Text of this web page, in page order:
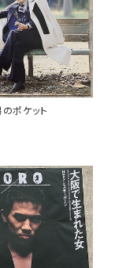
ポケット